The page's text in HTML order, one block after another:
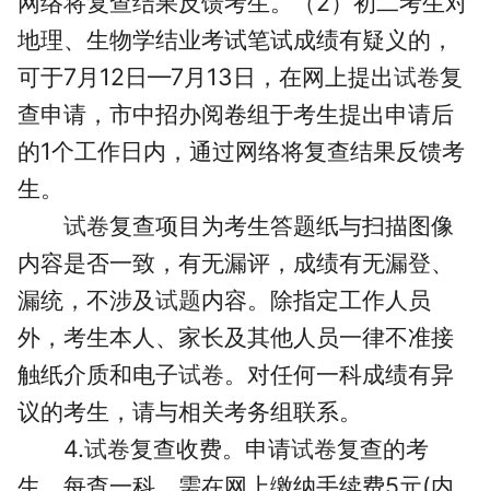
地理、生物学结业考试笔试成绩有疑义的，
可于7月12日—7月13日，在网上提出试卷复
查申请，市中招办阅卷组于考生提出申请后
的1个工作日内，通过网络将复查结果反馈考
生。
试卷复查项目为考生答题纸与扫描图像
内容是否一致，有无漏评，成绩有无漏登、
漏统，不涉及试题内容。除指定工作人员
外，考生本人、家长及其他人员一律不准接
触纸介质和电子试卷。对任何一科成绩有异
议的考生，请与相关考务组联系。
4.试卷复查收费。申请试卷复查的考